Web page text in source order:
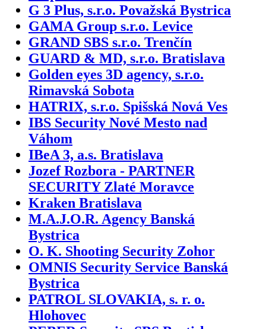
G 3 Plus, s.r.o. Považská Bystrica
GAMA Group s.r.o. Levice
GRAND SBS s.r.o. Trenčín
GUARD & MD, s.r.o. Bratislava
Golden eyes 3D agency, s.r.o.
Rimavská Sobota
HATRIX, s.r.o. Spišská Nová Ves
IBS Security Nové Mesto nad
Váhom
IBeA 3, a.s. Bratislava
Jozef Rozbora - PARTNER
SECURITY Zlaté Moravce
Kraken Bratislava
M.A.J.O.R. Agency Banská
Bystrica
O. K. Shooting Security Zohor
OMNIS Security Service Banská
Bystrica
PATROL SLOVAKIA, s. r. o.
Hlohovec